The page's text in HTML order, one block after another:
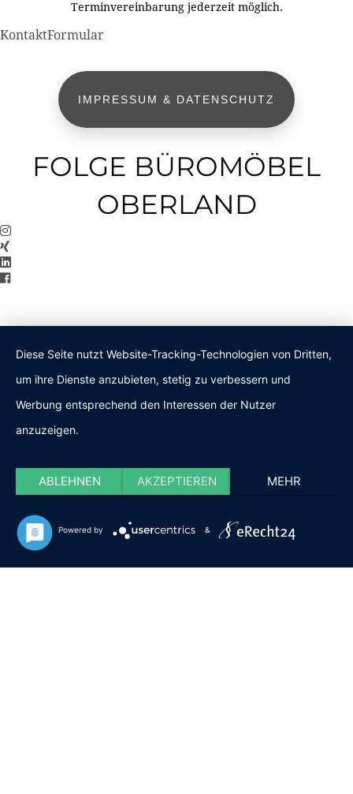
Terminvereinbarung jederzeit möglich.
KontaktFormular
IMPRESSUM & DATENSCHUTZ
FOLGE BÜROMÖBEL
OBERLAND
Diese Seite nutzt Website-Tracking-Technologien von Dritten,
um ihre Dienste anzubieten, stetig zu verbessern und
Werbung entsprechend den Interessen der Nutzer
anzuzeigen.
ABLEHNEN AKZEPTIEREN MEHR
Powered by &